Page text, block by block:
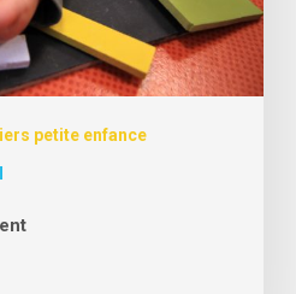
petite enfance